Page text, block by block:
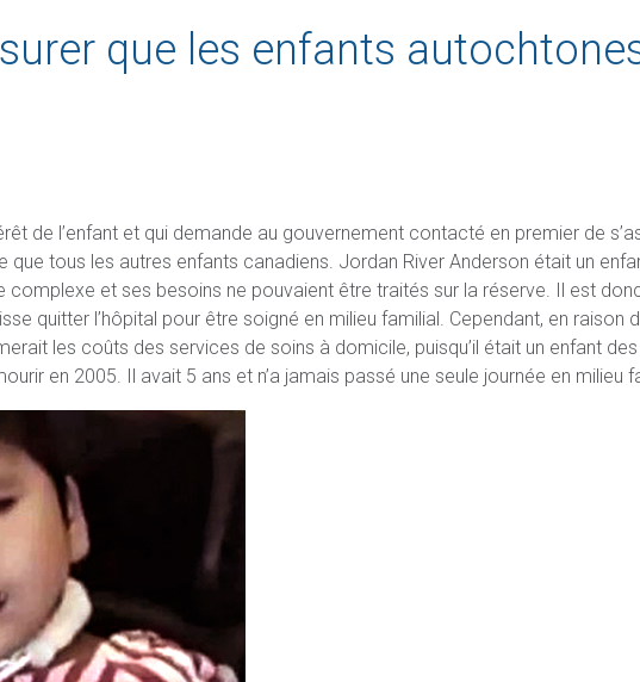
que les enfants
de l’enfant et qui demande au gouvernement contacté en premier de
tous les autres enfants canadiens. Jordan River Anderson était un
et ses besoins ne pouvaient être traités sur la réserve. Il est
quitter l’hôpital pour être soigné en milieu familial. Cependant, en
les coûts des services de soins à domicile, puisqu’il était un enfant
en 2005. Il avait 5 ans et n’a jamais passé une seule journée en milieu